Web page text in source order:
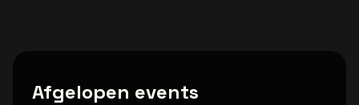
Afgelopen events